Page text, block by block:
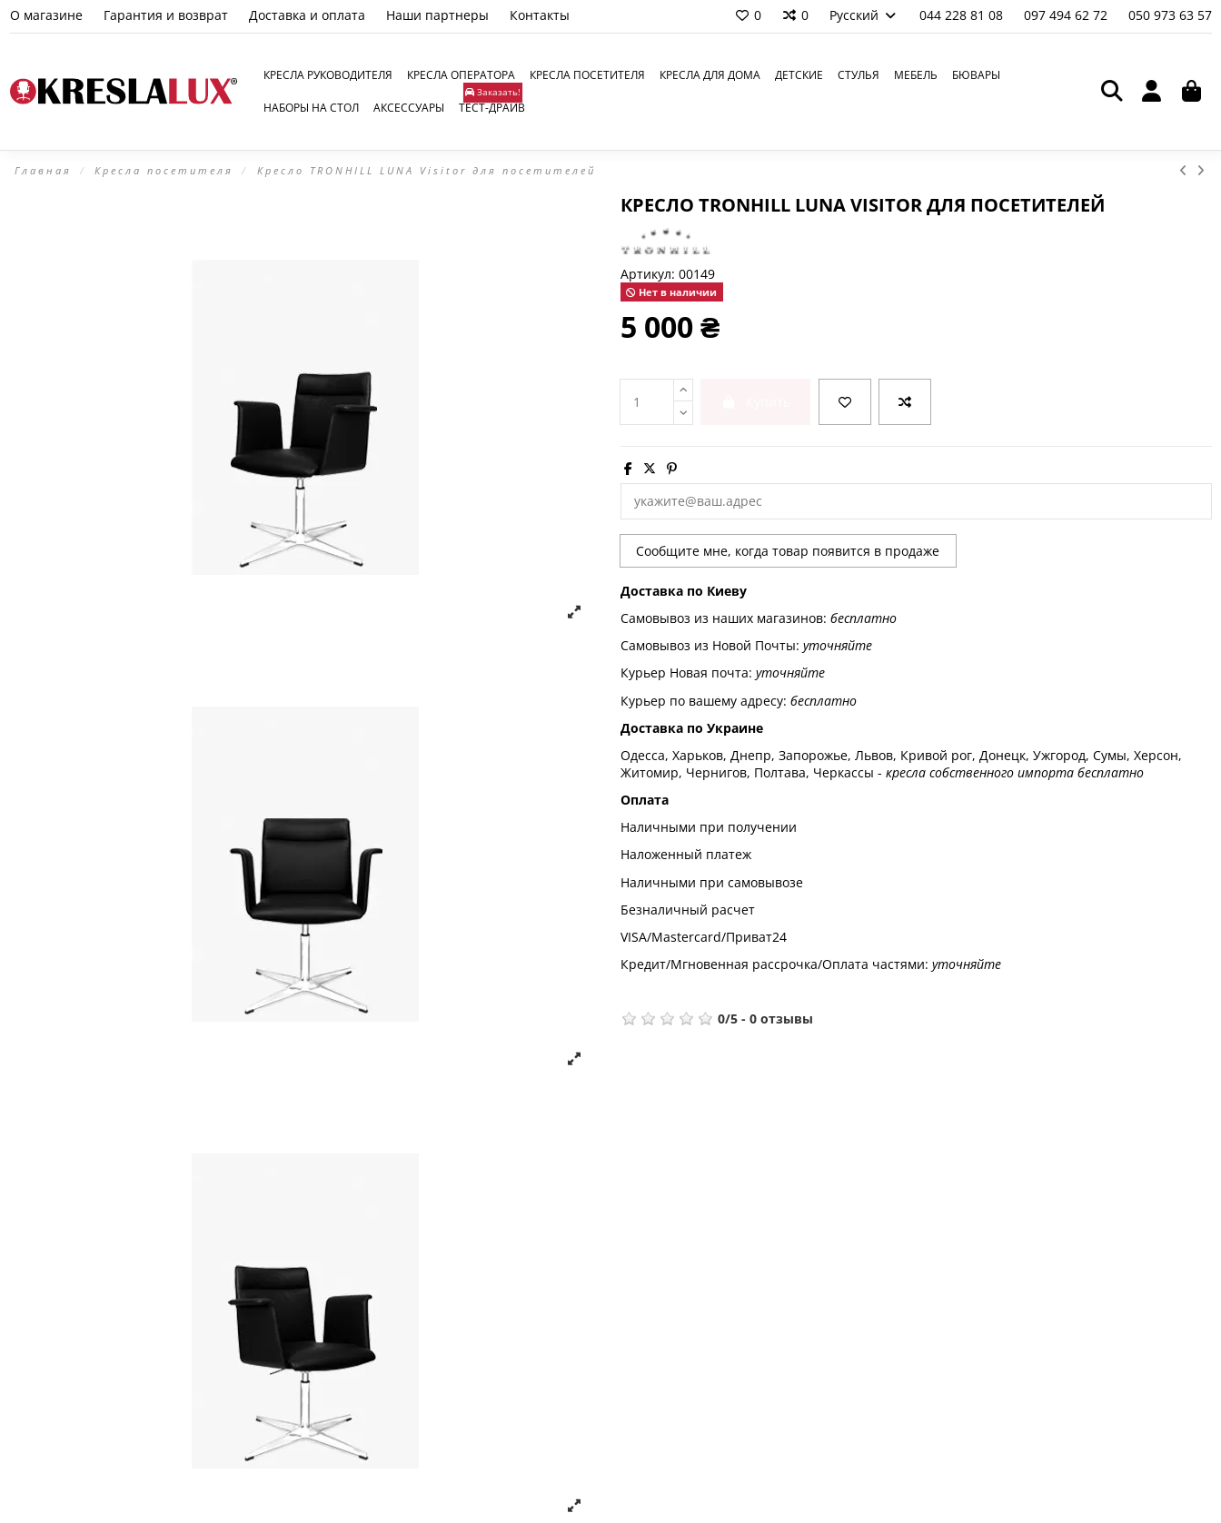
О магазине Гарантия и возврат Доставка и оплата Наши партнеры Контакты 0 0 Русский 044 228 81 08 097 494 62 72 050 973 63 57
КРЕСЛА РУКОВОДИТЕЛЯ КРЕСЛА ОПЕРАТОРА КРЕСЛА ПОСЕТИТЕЛЯ КРЕСЛА ДЛЯ ДОМА ДЕТСКИЕ СТУЛЬЯ МЕБЕЛЬ БЮВАРЫ
НАБОРЫ НА СТОЛ АКСЕССУАРЫ ТЕСТ-ДРАЙВ
Заказать!
Главная Кресла посетителя Кресло TRONHILL LUNA Visitor для посетителей
КРЕСЛО TRONHILL LUNA VISITOR ДЛЯ ПОСЕТИТЕЛЕЙ
Артикул: 00149
Нет в наличии
5 000 ₴
Доставка по Киеву
Самовывоз из наших магазинов: бесплатно
Самовывоз из Новой Почты: уточняйте
Курьер Новая почта: уточняйте
Курьер по вашему адресу: бесплатно
Доставка по Украине
Одесса, Харьков, Днепр, Запорожье, Львов, Кривой рог, Донецк, Ужгород, Сумы, Херсон,
Житомир, Чернигов, Полтава, Черкассы - кресла собственного импорта бесплатно
Оплата
Наличными при получении
Наложенный платеж
Наличными при самовывозе
Безналичный расчет
VISA/Mastercard/Приват24
Кредит/Мгновенная рассрочка/Оплата частями: уточняйте
0/5- 0 отзывы